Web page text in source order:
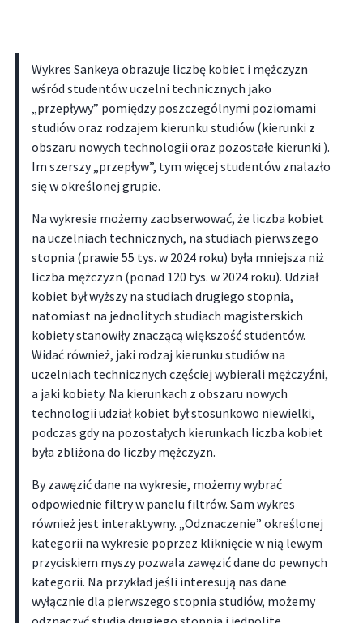
Wykres Sankeya obrazuje liczbę kobiet i mężczyzn
wśród studentów uczelni technicznych jako
„przepływy” pomiędzy poszczególnymi poziomami
studiów oraz rodzajem kierunku studiów (kierunki z
obszaru nowych technologii oraz pozostałe kierunki ).
Im szerszy „przepływ”, tym więcej studentów znalazło
się w określonej grupie.
Na wykresie możemy zaobserwować, że liczba kobiet
na uczelniach technicznych, na studiach pierwszego
stopnia (prawie 55 tys. w 2024 roku) była mniejsza niż
liczba mężczyzn (ponad 120 tys. w 2024 roku). Udział
kobiet był wyższy na studiach drugiego stopnia,
natomiast na jednolitych studiach magisterskich
kobiety stanowiły znaczącą większość studentów.
Widać również, jaki rodzaj kierunku studiów na
uczelniach technicznych częściej wybierali mężczyźni,
a jaki kobiety. Na kierunkach z obszaru nowych
technologii udział kobiet był stosunkowo niewielki,
podczas gdy na pozostałych kierunkach liczba kobiet
była zbliżona do liczby mężczyzn.
By zawęzić dane na wykresie, możemy wybrać
odpowiednie filtry w panelu filtrów. Sam wykres
również jest interaktywny. „Odznaczenie” określonej
kategorii na wykresie poprzez kliknięcie w nią lewym
przyciskiem myszy pozwala zawęzić dane do pewnych
kategorii. Na przykład jeśli interesują nas dane
wyłącznie dla pierwszego stopnia studiów, możemy